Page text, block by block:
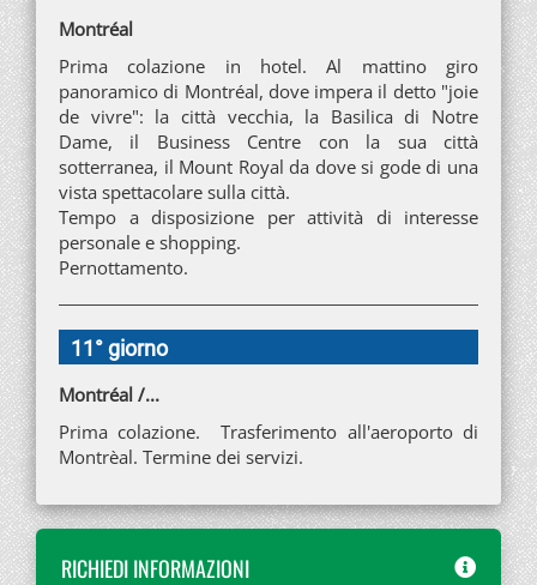
Montréal
Prima colazione in hotel. Al mattino giro
panoramico di Montréal, dove impera il detto "joie
de vivre": la città vecchia, la Basilica di Notre
Dame, il Business Centre con la sua città
sotterranea, il Mount Royal da dove si gode di una
vista spettacolare sulla città.
Tempo a disposizione per attività di interesse
personale e shopping.
Pernottamento.
11° giorno
Montréal /...
Prima colazione. Trasferimento all'aeroporto di
Montrèal. Termine dei servizi.
RICHIEDI INFORMAZIONI